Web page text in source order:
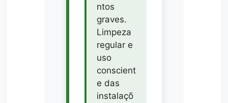
ntos
graves.
Limpeza
regular e
uso
conscient
e das
instalaçõ